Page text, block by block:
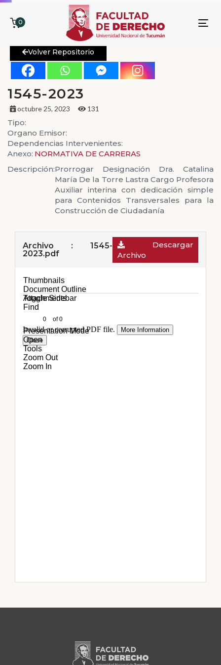
0
Volver Repositorio
1545-2023
octubre 25, 2023 131
Tipo:
Organo Emisor:
Dependencias Intervenientes:
Anexo: NORMATIVA DE CARRERAS
Descripción:Prorrogar Designación Dra. Catalina
María De la Torre Lastra Cargo Profesora
Auxiliar interina con dedicación simple
para Contenidos Transversales para la
Construcción de Ciudadanía
Archivo : 1545-
2023.pdf
Descargar
Archivo